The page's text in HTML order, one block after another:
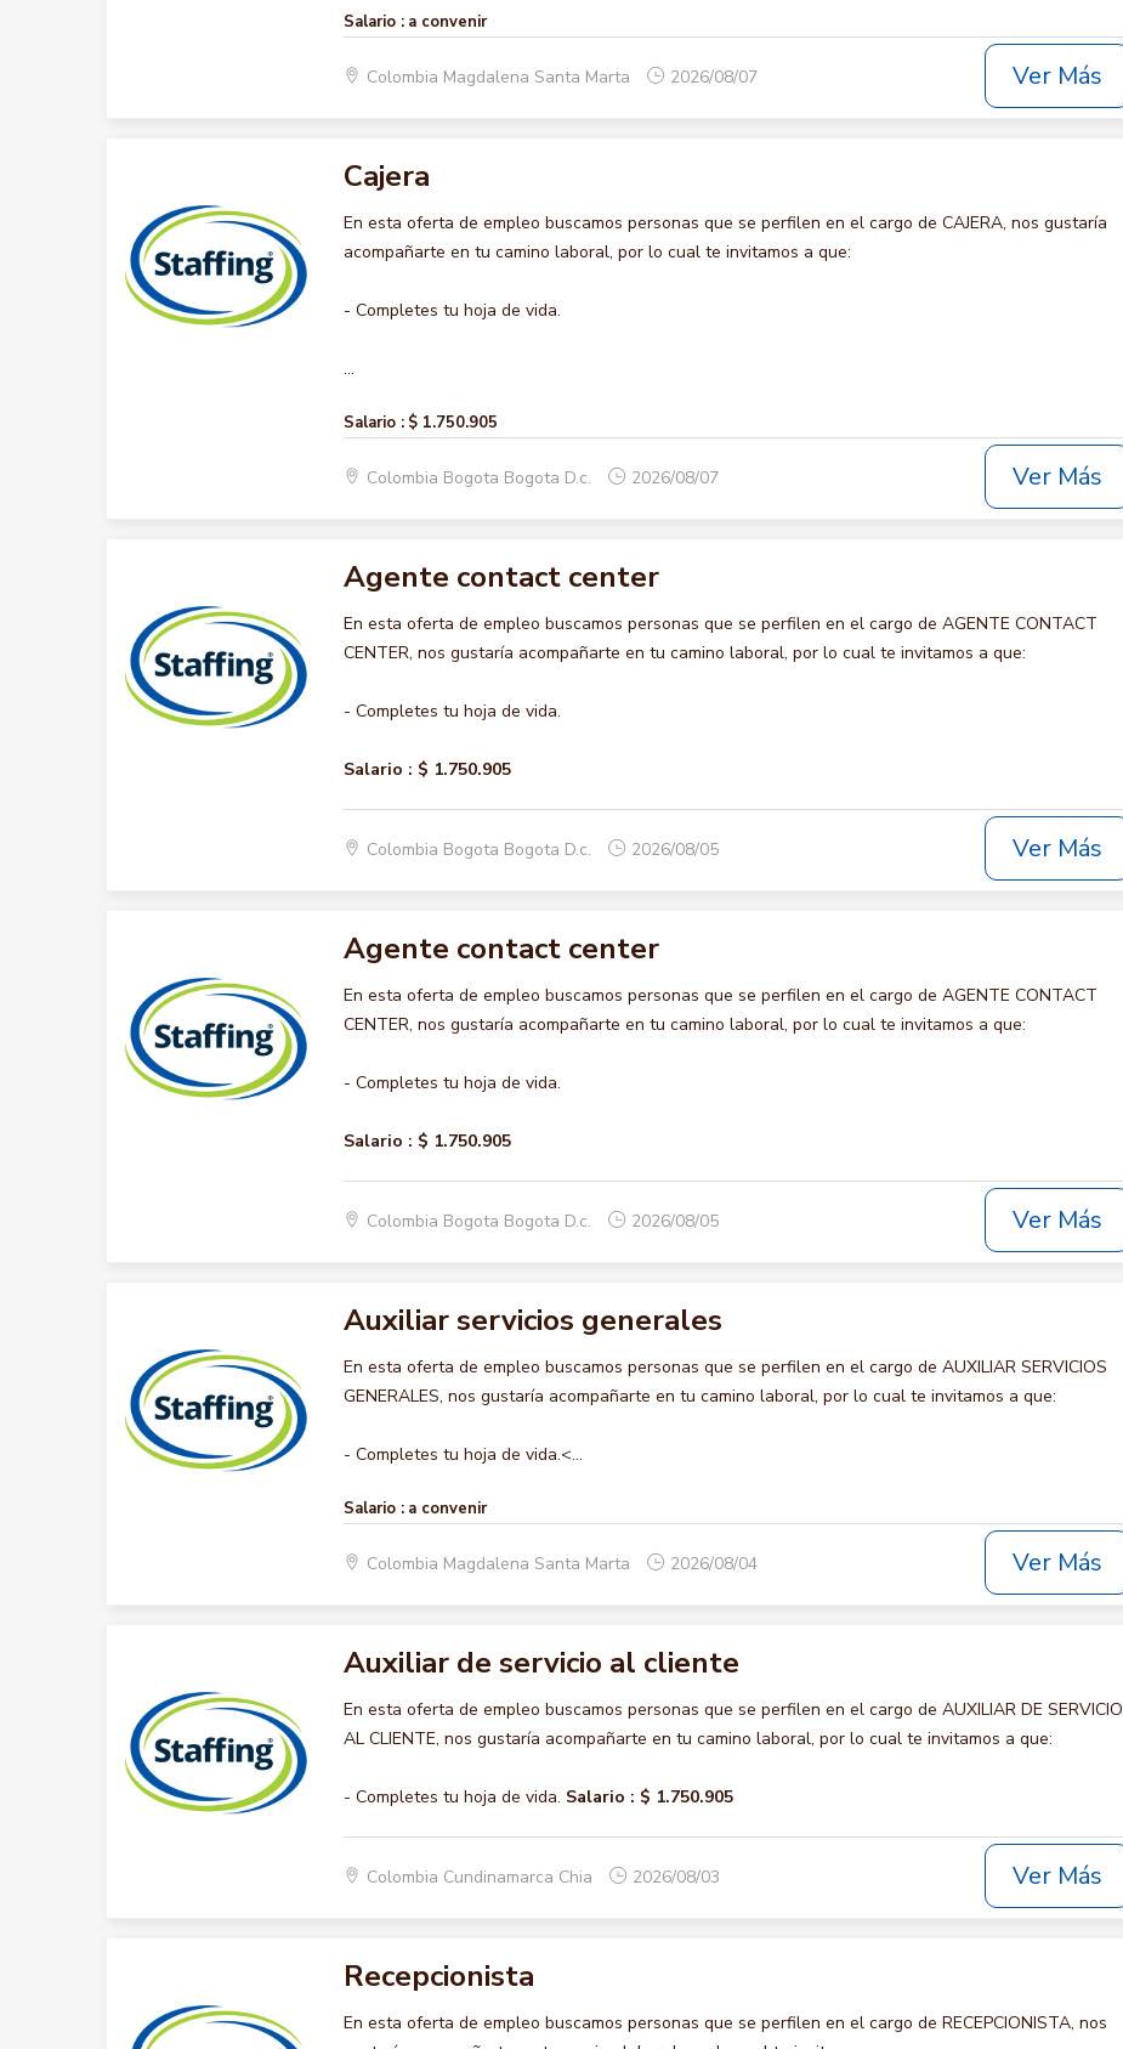
Salario : a convenir
Colombia Magdalena Santa Marta 2026/08/07 Ver Más
Cajera
En esta oferta de empleo buscamos personas que se perfilen en el cargo de CAJERA, nos gustaría
acompañarte en tu camino laboral, por lo cual te invitamos a que:
- Completes tu hoja de vida.
...
Salario : $ 1.750.905
Colombia Bogota Bogota D.c. 2026/08/07 Ver Más
Agente contact center
En esta oferta de empleo buscamos personas que se perfilen en el cargo de AGENTE CONTACT
CENTER, nos gustaría acompañarte en tu camino laboral, por lo cual te invitamos a que:
- Completes tu hoja de vida.
Salario : $ 1.750.905
Colombia Bogota Bogota D.c. 2026/08/05 Ver Más
Agente contact center
En esta oferta de empleo buscamos personas que se perfilen en el cargo de AGENTE CONTACT
CENTER, nos gustaría acompañarte en tu camino laboral, por lo cual te invitamos a que:
- Completes tu hoja de vida.
Salario : $ 1.750.905
Colombia Bogota Bogota D.c. 2026/08/05 Ver Más
Auxiliar servicios generales
En esta oferta de empleo buscamos personas que se perfilen en el cargo de AUXILIAR SERVICIOS
GENERALES, nos gustaría acompañarte en tu camino laboral, por lo cual te invitamos a que:
- Completes tu hoja de vida.<...
Salario : a convenir
Colombia Magdalena Santa Marta 2026/08/04 Ver Más
Auxiliar de servicio al cliente
En esta oferta de empleo buscamos personas que se perfilen en el cargo de AUXILIAR DE SERVICIO
AL CLIENTE, nos gustaría acompañarte en tu camino laboral, por lo cual te invitamos a que:
- Completes tu hoja de vida. Salario : $ 1.750.905
Colombia Cundinamarca Chia 2026/08/03 Ver Más
Recepcionista
En esta oferta de empleo buscamos personas que se perfilen en el cargo de RECEPCIONISTA, nos